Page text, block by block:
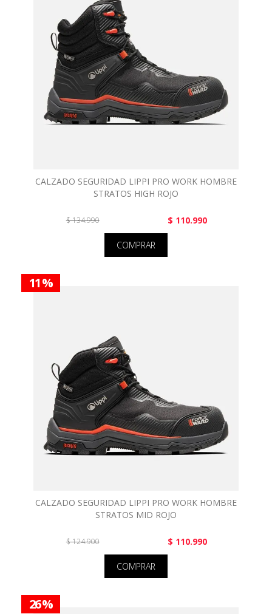
CALZADO SEGURIDAD LIPPI PRO WORK HOMBRE
STRATOS HIGH ROJO
$ 134.990 $ 110.990
COMPRAR
11 %
CALZADO SEGURIDAD LIPPI PRO WORK HOMBRE
STRATOS MID ROJO
$ 124.900 $ 110.990
COMPRAR
26 %